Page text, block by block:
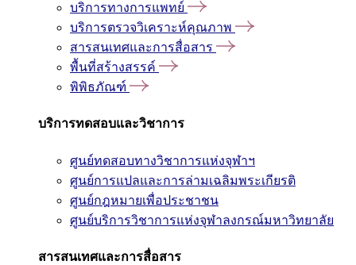
บริการทางการแพทย์
บริการตรวจวิเคราะห์คุณภาพ
สารสนเทศและการสื่อสาร
พื้นที่สร้างสรรค์
พิพิธภัณฑ์
บริการทดสอบและวิชาการ
ศูนย์ทดสอบทางวิชาการแห่งจุฬาฯ
ศูนย์การแปลและการล่ามเฉลิมพระเกียรติ
ศูนย์กฎหมายเพื่อประชาชน
ศูนย์บริการวิชาการแห่งจุฬาลงกรณ์มหาวิทยาลัย
สารสนเทศและการสื่อสาร